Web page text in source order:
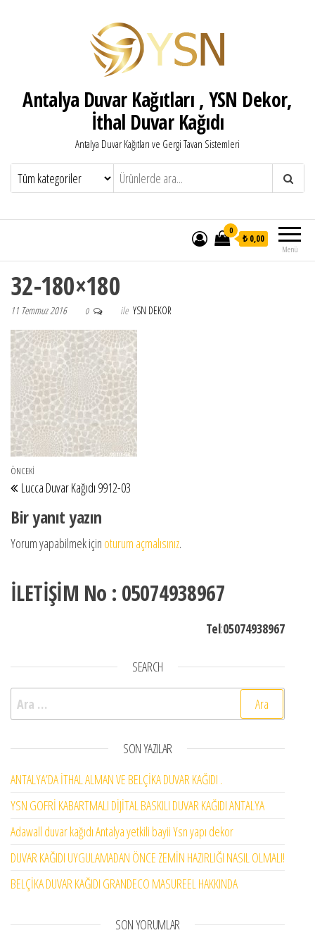
Antalya Duvar Kağıtları , YSN Dekor,
İthal Duvar Kağıdı
Antalya Duvar Kağıtları ve Gergi Tavan Sistemleri
Menü
0
₺ 0,00
32-180×180
11 Temmuz 2016 0 ile YSN DEKOR
Yazı gezinmesi
Önceki Yazı
ÖNCEKI
Lucca Duvar Kağıdı 9912-03
Bir yanıt yazın
Yorum yapabilmek için oturum açmalısınız.
İLETİŞİM No : 05074938967
Tel:05074938967
SEARCH
Arama:
SON YAZILAR
ANTALYA’DA İTHAL ALMAN VE BELÇİKA DUVAR KAĞIDI .
YSN GOFRİ KABARTMALI DİJİTAL BASKILI DUVAR KAĞIDI ANTALYA
Adawall duvar kağıdı Antalya yetkili bayii Ysn yapı dekor
DUVAR KAĞIDI UYGULAMADAN ÖNCE ZEMİN HAZIRLIĞI NASIL OLMALI!
BELÇİKA DUVAR KAĞIDI GRANDECO MASUREEL HAKKINDA
SON YORUMLAR